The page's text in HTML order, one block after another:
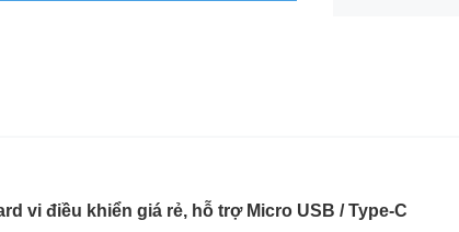
vi điều khiển giá rẻ, hỗ trợ Micro USB / Type-C